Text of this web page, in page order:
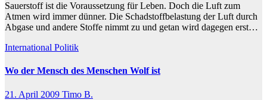
Sauerstoff ist die Voraussetzung für Leben. Doch die Luft zum
Atmen wird immer dünner. Die Schadstoffbelastung der Luft durch
Abgase und andere Stoffe nimmt zu und getan wird dagegen erst…
International Politik
Wo der Mensch des Menschen Wolf ist
21. April 2009 Timo B.